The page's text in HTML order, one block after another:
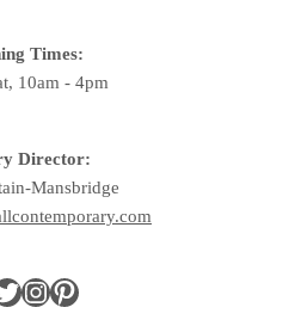
Times:
10am - 4pm
Director:
Mansbridge